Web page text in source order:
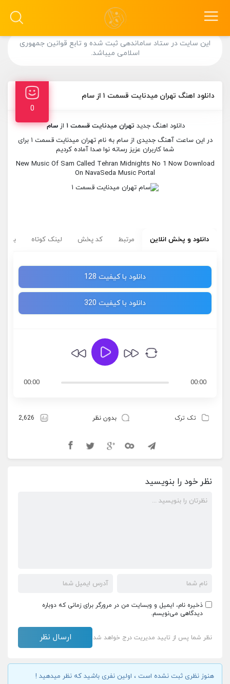
این سایت در ستاد ساماندهی ثبت شده و تابع قوانین جمهوری
اسلامی میباشد.
دانلود اهنگ تهران میدنایت قسمت ۱ از سام
0
دانلود اهنگ جدید تهران میدنایت قسمت ۱ ازسام
در این ساعت آهنگ جدیدی از سام به نام تهران میدنایت قسمت ۱ برای
شما کاربران عزیز رسانه نوا صدا آماده کردیم
New Music Of Sam Called Tehran Midnights No 1 Now Download
On NavaSeda Music Portal
دانلود و پخش انلاین مرتبط کد پخش لینک کوتاه
دانلود با کیفیت 128
دانلود با کیفیت 320
00:00
00:00
تک ترک بدون نظر 2,626
نظر خود را بنویسید
ذخیره نام، ایمیل و وبسایت من در مرورگر برای زمانی که دوباره
دیدگاهی می‌نویسم.
نظر شما پس از تایید مدیریت درج خواهد شد
هنوز نظری ثبت نشده است ، اولین نفری باشید که نظر میدهید !